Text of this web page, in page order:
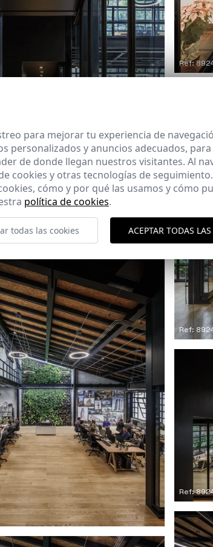
Ref:
Ref:
Ref:
para mejorar tu experiencia de
personalizados y anuncios adecuados, para
de donde llegan nuestros visitantes. Al
cookies y otras tecnologías de
cómo y por qué las usamos y cómo
política de cookies.
todas las cookies ACEPTAR TODAS